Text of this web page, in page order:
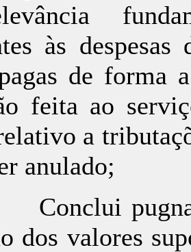
às
de forma
feita ao
a
anulado;
Conclui
dos valores